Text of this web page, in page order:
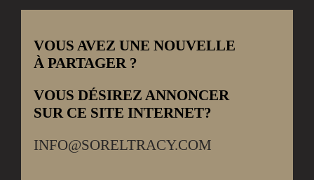
VOUS AVEZ UNE NOUVELLE
À PARTAGER ?
VOUS DÉSIREZ ANNONCER
SUR CE SITE INTERNET?
INFO@SORELTRACY.COM